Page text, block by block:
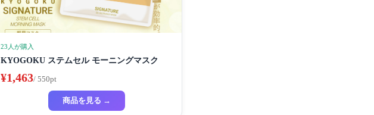
23人が購入
KYOGOKU ステムセル モーニングマスク
¥1,463/ 550pt
商品を見る →